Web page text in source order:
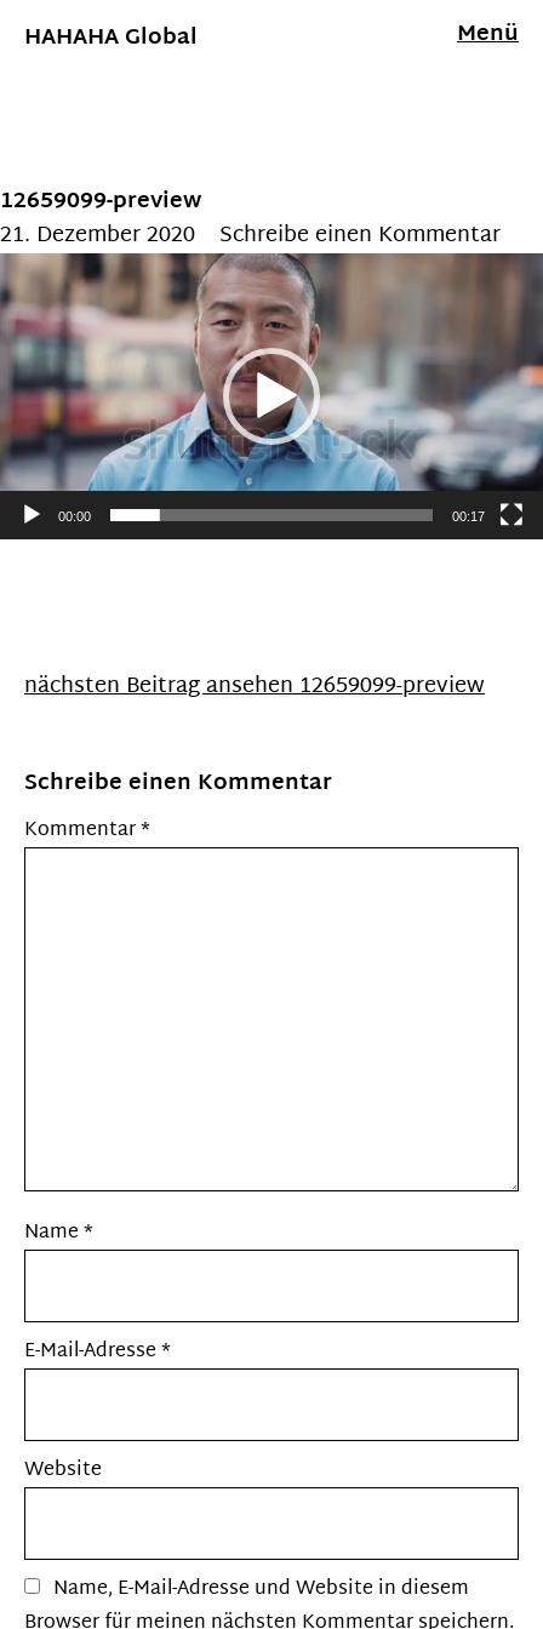
HAHAHA Global Menü
12659099-preview
21. Dezember 2020
Schreibe einen Kommentar
Video-
Player
00:00 00:17
nächsten Beitrag ansehen12659099-preview
Schreibe einen Kommentar
Kommentar*
Name*
E-Mail-Adresse*
Website
Name, E-Mail-Adresse und Website in diesem